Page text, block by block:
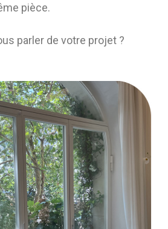
pièce.
parler de votre projet ?